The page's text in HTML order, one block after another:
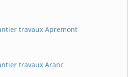
travaux Apremont
travaux Aranc